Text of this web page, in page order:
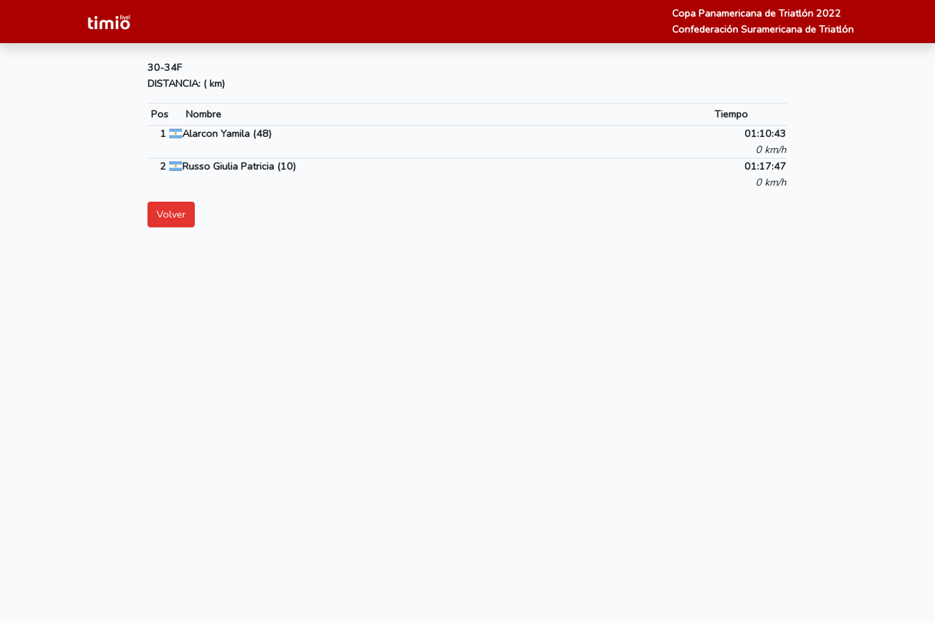
Copa Panamericana de Triatlón 2022
Confederación Suramericana de Triatlón
30-34F
DISTANCIA: ( km)
Pos Nombre
Tiempo
1
Alarcon Yamila (48)
01:10:43
0 km/h
2
Russo Giulia Patricia (10)
01:17:47
0 km/h
Volver